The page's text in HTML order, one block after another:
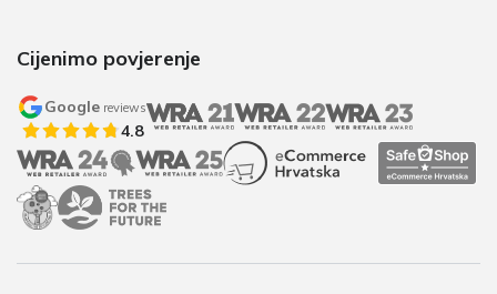
Cijenimo povjerenje
Google reviews
4.8